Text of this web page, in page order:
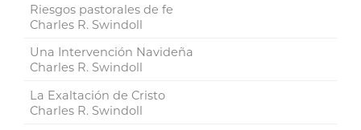
Riesgos pastorales de fe
Charles R. Swindoll
Una Intervención Navideña
Charles R. Swindoll
La Exaltación de Cristo
Charles R. Swindoll